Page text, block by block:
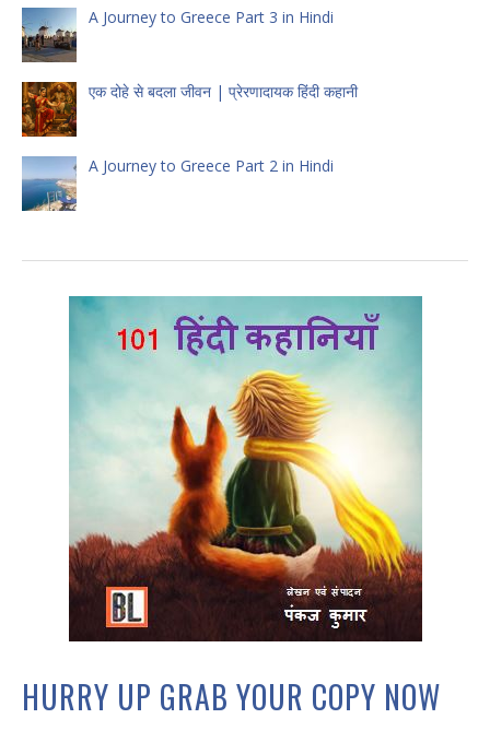
A Journey to Greece Part 3 in Hindi
एक दोहे से बदला जीवन | प्रेरणादायक हिंदी कहानी
A Journey to Greece Part 2 in Hindi
HURRY UP GRAB YOUR COPY NOW